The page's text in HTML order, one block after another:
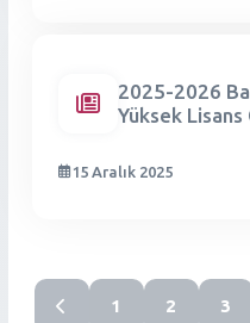
2025-2026
Yüksek Lisans
15 Aralık 2025
1 2 3